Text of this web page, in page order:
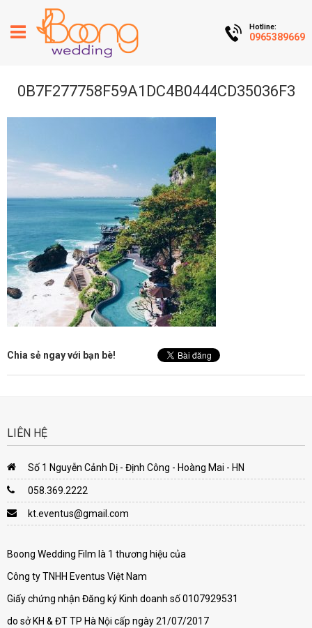
Hotline:
0965389669
0B7F277758F59A1DC4B0444CD35036F3
Chia sẻ ngay với bạn bè!
LIÊN HỆ
Số 1 Nguyễn Cảnh Dị - Định Công - Hoàng Mai - HN
058.369.2222
kt.eventus@gmail.com
Boong Wedding Film là 1 thương hiệu của
Công ty TNHH Eventus Việt Nam
Giấy chứng nhận Đăng ký Kinh doanh số 0107929531
do sở KH & ĐT TP Hà Nội cấp ngày 21/07/2017